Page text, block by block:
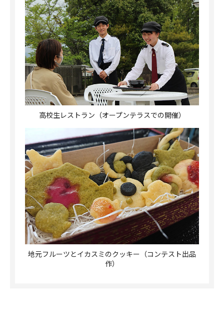
高校生レストラン（オープンテラスでの開催）
地元フルーツとイカスミのクッキー（コンテスト出品
作）